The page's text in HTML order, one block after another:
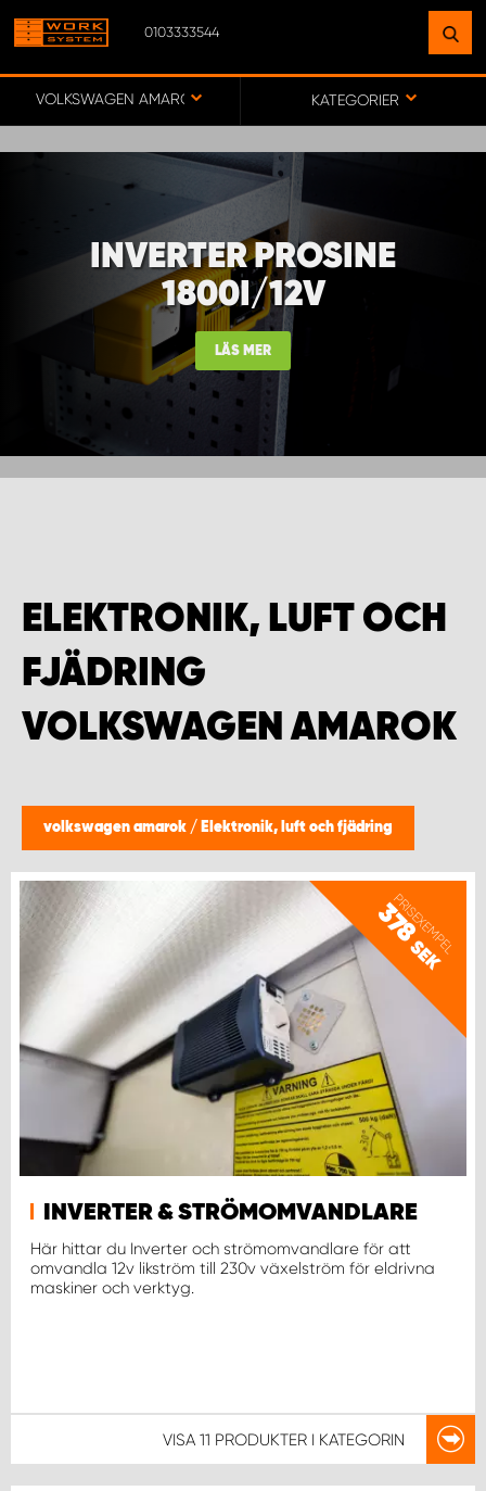
0103333544
VOLKSWAGEN AMAROK KATEGORIER
INVERTER PROSINE
1800I/12V
LÄS MER
ELEKTRONIK, LUFT OCH
FJÄDRING
VOLKSWAGEN AMAROK
volkswagen amarok / Elektronik, luft och fjädring
PRISEXEMPEL
378
SEK
INVERTER & STRÖMOMVANDLARE
Här hittar du Inverter och strömomvandlare för att
omvandla 12v likström till 230v växelström för eldrivna
maskiner och verktyg.
VISA 11 PRODUKTER I KATEGORIN
HITTA EN ANLÄGGNING
NÄRA DIG
GÅ TILL KARTA
WORK SYSTEM SVERIGE
WORK SYSTEM BORÅS
WORK SYSTEM FALUN
WORK SYSTEM GÖTEBORG ARÖD
WORK SYSTEM KALMAR
WORK SYSTEM KARLSTAD
WORK SYSTEM KIRUNA
WORK SYSTEM LINKÖPING
WORK SYSTEM LULEÅ
WORK SYSTEM NORRKÖPING
WORK SYSTEM SKELLEFTEÅ
WORK SYSTEM SKÖVDE
WORK SYSTEM STAFFANSTORP
WORK SYSTEM STOCKHOLM NORR
WORK SYSTEM STOCKHOLM SYD